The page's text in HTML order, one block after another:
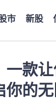
市 新股
款
的无